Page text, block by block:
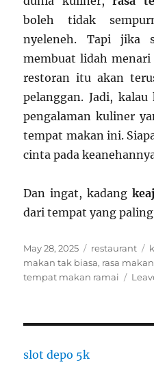
boleh tidak
nyeleneh. Tapi jika
membuat lidah
restoran itu akan
pelanggan. Jadi,
pengalaman kuliner
tempat makan ini.
cinta pada
Dan ingat, kadang
dari tempat yang
Posted
on
May 28, 2025 Categories
restaurant
makan tak biasa, rasa
tempat makan ramai
slot depo 5k